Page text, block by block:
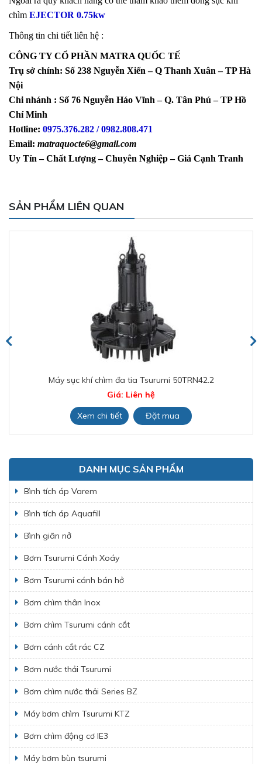
chìm EJECTOR 0.75kw
Thông tin chi tiết liên hệ :
CÔNG TY CỔ PHẦN MATRA QUỐC TẾ
Trụ sở chính: Số 238 Nguyễn Xiển –Q Thanh Xuân –TPHà
Nội
Chi nhánh : Số 76 Nguyễn Háo Vĩnh – Q. Tân Phú –TPHồ
Chí Minh
Hotline: 0975.376.282 / 0982.808.471
Email: matraquocte6@gmail.com
Uy Tín – Chất Lượng – Chuyên Nghiệp – Giá Cạnh Tranh
SẢN PHẨM LIÊN QUAN
Máy sục khí chìm đa tia Tsurumi 50TRN42.2
Giá: Liên hệ
Xem chi tiết
Đặt mua
DANH MỤC SẢN PHẨM
Bình tích áp Varem
Bình tích áp Aquafill
Bình giãn nở
Bơm Tsurumi Cánh Xoáy
Bơm Tsurumi cánh bán hở
Bơm chìm thân Inox
Bơm chìm Tsurumi cánh cắt
Bơm cánh cắt rác CZ
Bơm nước thải Tsurumi
Bơm chìm nước thải Series BZ
Máy bơm chìm Tsurumi KTZ
Bơm chìm động cơ IE3
Máy bơm bùn tsurumi